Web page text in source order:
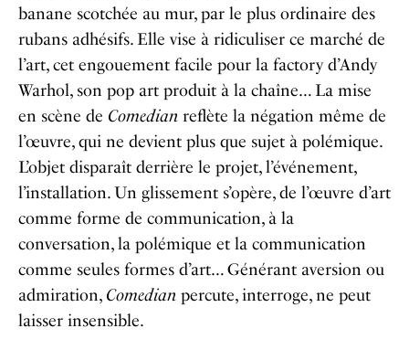
banane scotchée au mur, par le plus ordinaire des
rubans adhésifs. Elle vise à ridiculiser ce marché de
l’art, cet engouement facile pour la factory d’Andy
Warhol, son pop art produit à la chaîne… La mise
en scène de Comedian reflète la négation même de
l’œuvre, qui ne devient plus que sujet à polémique.
L’objet disparaît derrière le projet, l’événement,
l’installation. Un glissement s’opère, de l’œuvre d’art
comme forme de communication, à la
conversation, la polémique et la communication
comme seules formes d’art… Générant aversion ou
admiration, Comedian percute, interroge, ne peut
laisser insensible.